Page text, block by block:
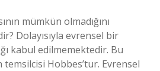
mümkün olmadığını
Dolayısıyla evrensel bir
kabul edilmemektedir. Bu
temsilcisi Hobbes’tur. Evrensel